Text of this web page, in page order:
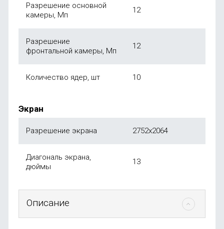
Разрешение основной
камеры, Мп
12
Разрешение
фронтальной камеры, Мп
12
Количество ядер, шт 10
Экран
Разрешение экрана 2752х2064
Диагональ экрана,
дюймы
13
Описание